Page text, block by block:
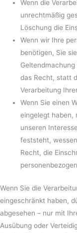
Wenn die
unrechtmäßig
Löschung die
Wenn wir Ihre
benötigen, Sie
das Recht, statt
Verarbeitung
Wenn Sie einen
eingelegt haben,
unseren
feststeht,
Recht, die
Wenn Sie die
eingeschränkt haben,
abgesehen – nur mit
Ausübung oder